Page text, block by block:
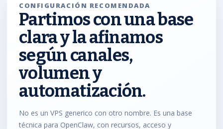
CONFIGURACIÓN RECOMENDADA
Partimos con una base
clara y la afinamos
según canales,
volumen y
automatización.
No es un VPS generico con otro nombre. Es una base
técnica para OpenClaw, con recursos, acceso y